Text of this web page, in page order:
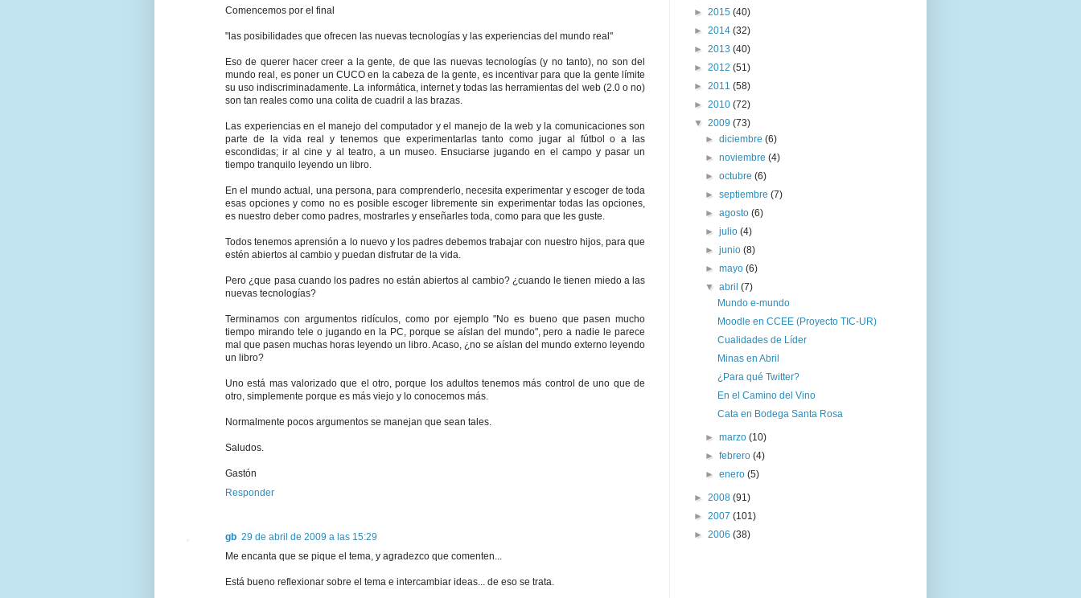
Comencemos por el final
"las posibilidades que ofrecen las nuevas tecnologías y las experiencias del mundo real"
Eso de querer hacer creer a la gente, de que las nuevas tecnologías (y no tanto), no son del
mundo real, es poner un CUCO en la cabeza de la gente, es incentivar para que la gente límite
su uso indiscriminadamente. La informática, internet y todas las herramientas del web (2.0 o no)
son tan reales como una colita de cuadril a las brazas.
Las experiencias en el manejo del computador y el manejo de la web y la comunicaciones son
parte de la vida real y tenemos que experimentarlas tanto como jugar al fútbol o a las
escondidas; ir al cine y al teatro, a un museo. Ensuciarse jugando en el campo y pasar un
tiempo tranquilo leyendo un libro.
En el mundo actual, una persona, para comprenderlo, necesita experimentar y escoger de toda
esas opciones y como no es posible escoger libremente sin experimentar todas las opciones,
es nuestro deber como padres, mostrarles y enseñarles toda, como para que les guste.
Todos tenemos aprensión a lo nuevo y los padres debemos trabajar con nuestro hijos, para que
estén abiertos al cambio y puedan disfrutar de la vida.
Pero ¿que pasa cuando los padres no están abiertos al cambio? ¿cuando le tienen miedo a las
nuevas tecnologías?
Terminamos con argumentos ridículos, como por ejemplo "No es bueno que pasen mucho
tiempo mirando tele o jugando en la PC, porque se aíslan del mundo", pero a nadie le parece
mal que pasen muchas horas leyendo un libro. Acaso, ¿no se aíslan del mundo externo leyendo
un libro?
Uno está mas valorizado que el otro, porque los adultos tenemos más control de uno que de
otro, simplemente porque es más viejo y lo conocemos más.
Normalmente pocos argumentos se manejan que sean tales.
Saludos.
Gastón
Responder
gb 29 de abril de 2009 a las 15:29
Me encanta que se pique el tema, y agradezco que comenten...
Está bueno reflexionar sobre el tema e intercambiar ideas... de eso se trata.
► 2015 (40)
► 2014 (32)
► 2013 (40)
► 2012 (51)
► 2011 (58)
► 2010 (72)
▼ 2009 (73)
►diciembre(6)
►noviembre(4)
►octubre(6)
►septiembre(7)
►agosto(6)
►julio(4)
►junio(8)
►mayo(6)
▼abril(7)
Mundo e-mundo
Moodle en CCEE (Proyecto TIC-UR)
Cualidades de Líder
Minas en Abril
¿Para qué Twitter?
En el Camino del Vino
Cata en Bodega Santa Rosa
►marzo(10)
►febrero(4)
►enero(5)
► 2008 (91)
► 2007 (101)
► 2006 (38)